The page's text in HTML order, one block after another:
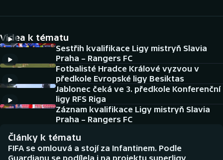
Cyklistika
DALŠÍ SPORTY
Americký fotbal
Baseball a softbal
Biatlon
NEPŘEHLÉDNĚTE
Soutěže
Aplikace ČT sport
Videa k tématu
Sestřih kvalifikace Ligy mistryň Slavia
Praha – Rangers FC
Fotbalisté Hradce Králové vyzvou v
předkole Evropské ligy Besiktas
Jablonec čeká ve 3. předkole Konferenční
ligy RFS Riga
Záznam kvalifikace Ligy mistryň Slavia
Praha – Rangers FC
Články k tématu
FIFA se omlouvá a stojí za Infantinem. Podle
Guardianu se podílela i na projektu superligy